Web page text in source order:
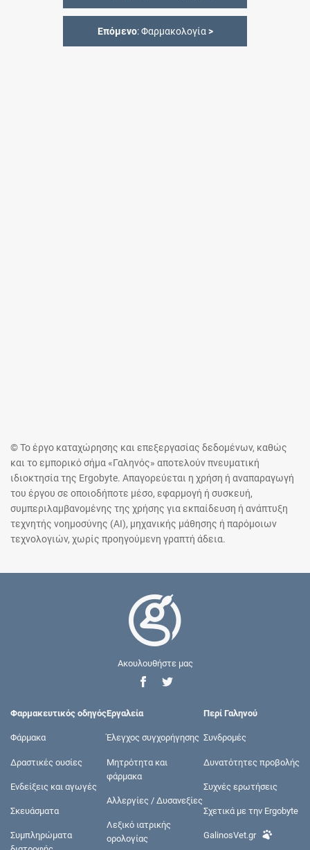
Επόμενο: Φαρμακολογία>
© Το έργο καταχώρησης και επεξεργασίας δεδομένων, καθώς
και το εμπορικό σήμα «Γαληνός» αποτελούν πνευματική
ιδιοκτησία της Ergobyte. Απαγορεύεται η χρήση ή αναπαραγωγή
του έργου σε οποιοδήποτε μέσο, εφαρμογή ή συσκευή,
συμπεριλαμβανομένης της χρήσης για εκπαίδευση ή ανάπτυξη
τεχνητής νοημοσύνης (AI), μηχανικής μάθησης ή παρόμοιων
τεχνολογιών, χωρίς προηγούμενη γραπτή άδεια.
Ακουλουθήστε μας
Φαρμακευτικός οδηγός
Φάρμακα
Δραστικές ουσίες
Ενδείξεις και αγωγές
Σκευάσματα
Συμπληρώματα
Εργαλεία
Έλεγχος συγχορήγησης
Μητρότητα και
φάρμακα
Αλλεργίες / Δυσανεξίες
Λεξικό ιατρικής
ορολογίας
Περί Γαληνού
Συνδρομές
Δυνατότητες προβολής
Συχνές ερωτήσεις
Σχετικά με την Ergobyte
GalinosVet.gr